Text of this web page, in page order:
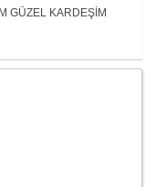
GÜZEL KARDEŞİM